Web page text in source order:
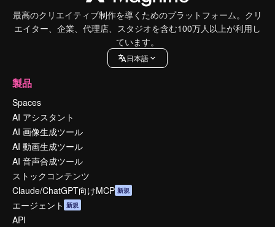
最高のクリエイティブ制作を導くためのプラットフォーム。クリ
エイター、企業、代理店、スタジオを含む100万人以上が利用し
ています。
日本語
製品
Spaces
AI アシスタント
AI 画像生成ツール
AI 動画生成ツール
AI 音声合成ツール
ストックコンテンツ
Claude/ChatGPT向けMCP 新規
エージェント 新規
API